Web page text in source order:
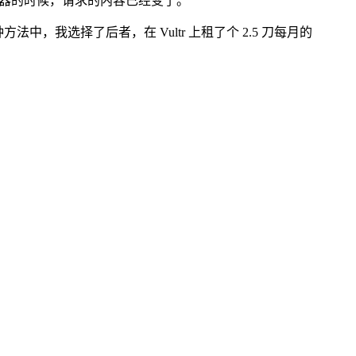
法中，我选择了后者，在 Vultr 上租了个 2.5 刀每月的